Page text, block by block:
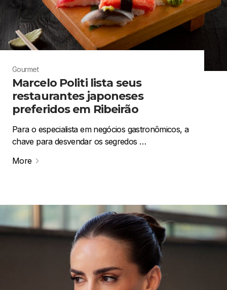
Gourmet
Marcelo Politi lista seus
restaurantes japoneses
preferidos em Ribeirão
Para o especialista em negócios gastronômicos, a
chave para desvendar os segredos …
More